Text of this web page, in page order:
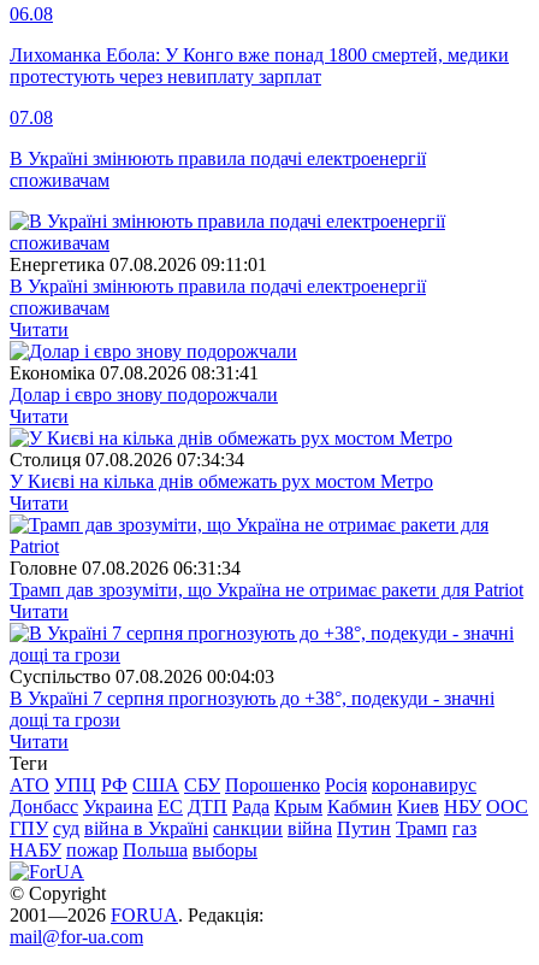
06.08
Лихоманка Ебола: У Конго вже понад 1800 смертей, медики
протестують через невиплату зарплат
07.08
В Україні змінюють правила подачі електроенергії
споживачам
Енергетика 07.08.2026 09:11:01
В Україні змінюють правила подачі електроенергії
споживачам
Читати
Економіка 07.08.2026 08:31:41
Долар і євро знову подорожчали
Читати
Столиця 07.08.2026 07:34:34
У Києві на кілька днів обмежать рух мостом Метро
Читати
Головне 07.08.2026 06:31:34
Трамп дав зрозуміти, що Україна не отримає ракети для Patriot
Читати
Суспiльство 07.08.2026 00:04:03
В Україні 7 серпня прогнозують до +38°, подекуди - значні
дощі та грози
Читати
Теги
АТО УПЦ РФ США СБУ Порошенко Росія коронавирус
Донбасс Украина ЕС ДТП Рада Крым Кабмин Киев НБУ ООС
ГПУ суд війна в Україні санкции війна Путин Трамп газ
НАБУ пожар Польша выборы
© Copyright
2001—2026 FORUA. Редакція:
mail@for-ua.com